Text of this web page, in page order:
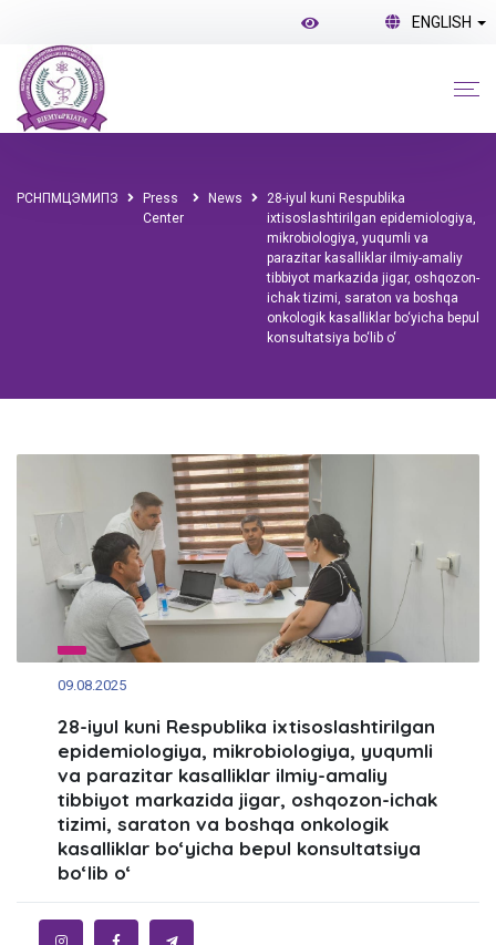
ENGLISH
РСНПМЦЭМИПЗ
Press
Center
News
28-iyul kuni Respublika
ixtisoslashtirilgan epidemiologiya,
mikrobiologiya, yuqumli va
parazitar kasalliklar ilmiy-amaliy
tibbiyot markazida jigar, oshqozon-
ichak tizimi, saraton va boshqa
onkologik kasalliklar bo‘yicha bepul
konsultatsiya bo‘lib o‘
09.08.2025
28-iyul kuni Respublika ixtisoslashtirilgan
epidemiologiya, mikrobiologiya, yuqumli
va parazitar kasalliklar ilmiy-amaliy
tibbiyot markazida jigar, oshqozon-ichak
tizimi, saraton va boshqa onkologik
kasalliklar bo‘yicha bepul konsultatsiya
bo‘lib o‘